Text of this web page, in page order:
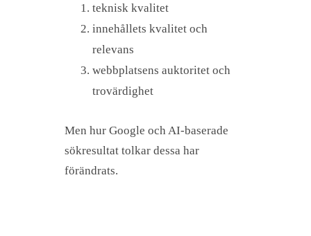
teknisk kvalitet
innehållets kvalitet och
relevans
webbplatsens auktoritet och
trovärdighet
Men hur Google och AI-baserade
sökresultat tolkar dessa har
förändrats.